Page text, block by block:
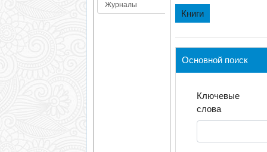
Журналы
Книги
Основной поиск
Ключевые
слова